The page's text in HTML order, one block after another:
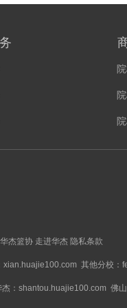
华杰篮协 走进华杰 隐私条款
xian.huajie100.com 其他分校：
杰：shantou.huajie100.com 佛